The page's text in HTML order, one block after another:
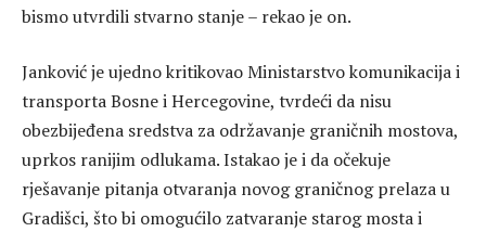
bismo utvrdili stvarno stanje – rekao je on.
Janković je ujedno kritikovao Ministarstvo komunikacija i
transporta Bosne i Hercegovine, tvrdeći da nisu
obezbijeđena sredstva za održavanje graničnih mostova,
uprkos ranijim odlukama. Istakao je i da očekuje
rješavanje pitanja otvaranja novog graničnog prelaza u
Gradišci, što bi omogućilo zatvaranje starog mosta i